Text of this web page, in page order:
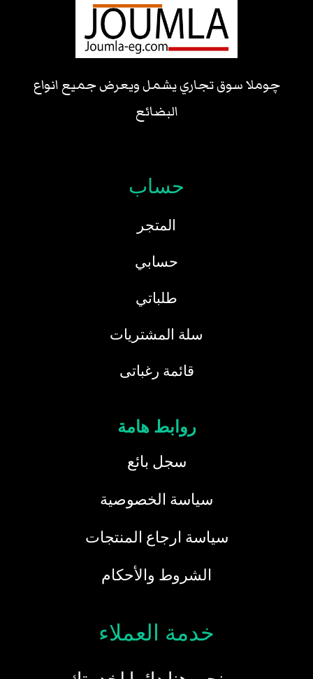
چوملا سوق تجاري يشمل ويعرض جميع انواع
البضائع
حساب
المتجر
حسابي
طلباتي
سلة المشتريات
قائمة رغباتى
روابط هامة
سجل بائع
سياسة الخصوصية
سياسة ارجاع المنتجات
الشروط والأحكام
خدمة العملاء